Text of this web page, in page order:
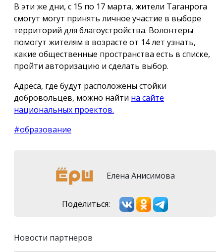
В эти же дни, с 15 по 17 марта, жители Таганрога
смогут могут принять личное участие в выборе
территорий для благоустройства. Волонтеры
помогут жителям в возрасте от 14 лет узнать,
какие общественные пространства есть в списке,
пройти авторизацию и сделать выбор.
Адреса, где будут расположены стойки
добровольцев, можно найти на сайте
национальных проектов.
#образование
Елена Анисимова
Поделиться:
Новости партнёров